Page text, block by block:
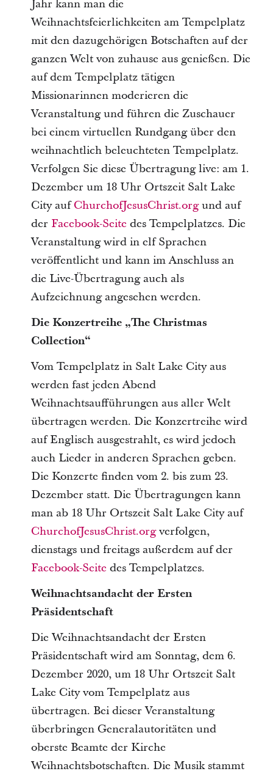
Jahr kann man die
Weihnachtsfeierlichkeiten am Tempelplatz
mit den dazugehörigen Botschaften auf der
ganzen Welt von zuhause aus genießen. Die
auf dem Tempelplatz tätigen
Missionarinnen moderieren die
Veranstaltung und führen die Zuschauer
bei einem virtuellen Rundgang über den
weihnachtlich beleuchteten Tempelplatz.
Verfolgen Sie diese Übertragung live: am 1.
Dezember um 18 Uhr Ortszeit Salt Lake
City aufChurchofJesusChrist.orgund auf
der Facebook-Seite des Tempelplatzes. Die
Veranstaltung wird in elf Sprachen
veröffentlicht und kann im Anschluss an
die Live-Übertragung auch als
Aufzeichnung angesehen werden.
Die Konzertreihe „The Christmas
Collection“
Vom Tempelplatz in Salt Lake City aus
werden fast jeden Abend
Weihnachtsaufführungen aus aller Welt
übertragen werden. Die Konzertreihe wird
auf Englisch ausgestrahlt, es wird jedoch
auch Lieder in anderen Sprachen geben.
Die Konzerte finden vom 2. bis zum 23.
Dezember statt. Die Übertragungen kann
man ab 18 Uhr Ortszeit Salt Lake City auf
ChurchofJesusChrist.orgverfolgen,
dienstags und freitags außerdem auf der
Facebook-Seite des Tempelplatzes.
Weihnachtsandacht der Ersten
Präsidentschaft
Die Weihnachtsandacht der Ersten
Präsidentschaft wird am Sonntag, dem 6.
Dezember 2020, um 18 Uhr Ortszeit Salt
Lake City vom Tempelplatz aus
übertragen. Bei dieser Veranstaltung
überbringen Generalautoritäten und
oberste Beamte der Kirche
Weihnachtsbotschaften. Die Musik stammt